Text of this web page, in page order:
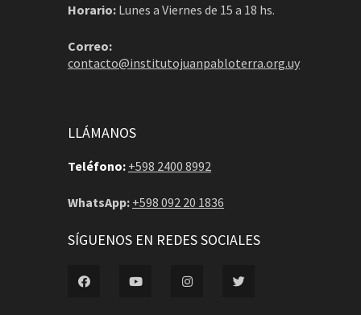
Horario: Lunes a Viernes de 15 a 18 hs.
Correo:
contacto@institutojuanpabloterra.org.uy
LLÁMANOS
Teléfono: +598 2400 8992
WhatsApp: +598 092 20 1836
SÍGUENOS EN REDES SOCIALES